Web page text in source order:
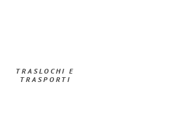
TRASLOCHI E
TRASPORTI​